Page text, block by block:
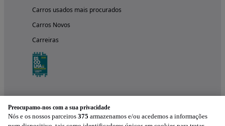
Carros usados mais procurados
Carros Novos
Carreiras
Preocupamo-nos com a sua privacidade
Nós e os nossos parceiros 375 armazenamos e/ou acedemos a informações